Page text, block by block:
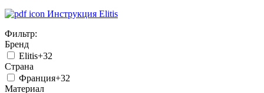
Инструкция Elitis
Фильтр:
Бренд
Elitis+32
Страна
Франция+32
Материал